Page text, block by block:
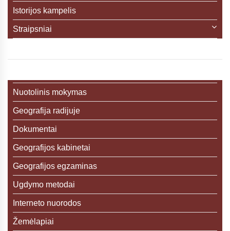
Istorijos kampelis
Straipsniai
Nuotolinis mokymas
Geografija radijuje
Dokumentai
Geografijos kabinetai
Geografijos egzaminas
Ugdymo metodai
Interneto nuorodos
Žemėlapiai